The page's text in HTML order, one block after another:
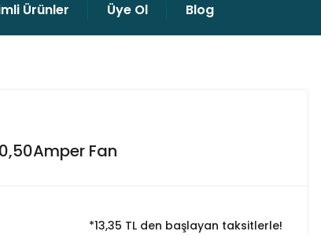
Ürünler Üye Ol Blog
Fan
*13,35 TL den başlayan taksitlerle!